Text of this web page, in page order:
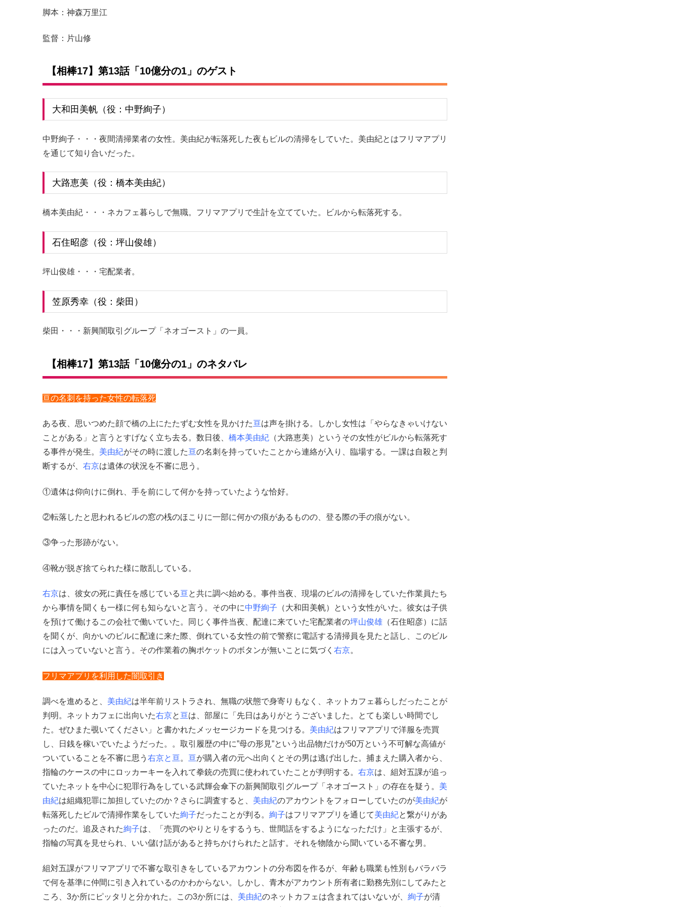
脚本：神森万里江
監督：片山修
【相棒17】第13話「10億分の1」のゲスト
大和田美帆（役：中野絢子）
中野絢子・・・夜間清掃業者の女性。美由紀が転落死した夜もビルの清掃をしていた。美由紀とはフリマアプリ
を通じて知り合いだった。
大路恵美（役：橋本美由紀）
橋本美由紀・・・ネカフェ暮らしで無職。フリマアプリで生計を立てていた。ビルから転落死する。
石住昭彦（役：坪山俊雄）
坪山俊雄・・・宅配業者。
笠原秀幸（役：柴田）
柴田・・・新興闇取引グループ「ネオゴースト」の一員。
【相棒17】第13話「10億分の1」のネタバレ
亘の名刺を持った女性の転落死
ある夜、思いつめた顔で橋の上にたたずむ女性を見かけた亘は声を掛ける。しかし女性は「やらなきゃいけない
ことがある」と言うとすげなく立ち去る。数日後、 橋本美由紀 （大路恵美）というその女性がビルから転落死す
る事件が発生。 美由紀がその時に渡した亘の名刺を持っていたことから連絡が入り、臨場する。一課は自殺と判
断するが、 右京は遺体の状況を不審に思う。
①遺体は仰向けに倒れ、手を前にして何かを持っていたような恰好。
②転落したと思われるビルの窓の桟のほこりに一部に何かの痕があるものの、登る際の手の痕がない。
③争った形跡がない。
④靴が脱ぎ捨てられた様に散乱している。
右京は、彼女の死に責任を感じている亘と共に調べ始める。事件当夜、現場のビルの清掃をしていた作業員たち
から事情を聞くも一様に何も知らないと言う。その中に中野絢子 （大和田美帆）という女性がいた。彼女は子供
を預けて働けるこの会社で働いていた。同じく事件当夜、配達に来ていた宅配業者の坪山俊雄 （石住昭彦）に話
を聞くが、向かいのビルに配達に来た際、倒れている女性の前で警察に電話する清掃員を見たと話し、このビル
には入っていないと言う。その作業着の胸ポケットのボタンが無いことに気づく 右京。
フリマアプリを利用した闇取引き
調べを進めると、 美由紀は半年前リストラされ、無職の状態で身寄りもなく、ネットカフェ暮らしだったことが
判明。ネットカフェに出向いた右京と 亘は、部屋に「先日はありがとうございました。とても楽しい時間でし
た。ぜひまた覗いてください」と書かれたメッセージカードを見つける。 美由紀はフリマアプリで洋服を売買
し、日銭を稼いでいたようだった。。取引履歴の中に”母の形見”という出品物だけが50万という不可解な高値が
ついていることを不審に思う 右京と亘。 亘が購入者の元へ出向くとその男は逃げ出した。捕まえた購入者から、
指輪のケースの中にロッカーキーを入れて拳銃の売買に使われていたことが判明する。 右京は、組対五課が追っ
ていたネットを中心に犯罪行為をしている武輝会傘下の新興闇取引グループ「ネオゴースト」の存在を疑う。 美
由紀は組織犯罪に加担していたのか？さらに調査すると、 美由紀のアカウントをフォローしていたのが美由紀が
転落死したビルで清掃作業をしていた絢子だったことが判る。 絢子はフリマアプリを通じて美由紀と繋がりがあ
ったのだ。追及された絢子は、「売買のやりとりをするうち、世間話をするようになっただけ」と主張するが、
指輪の写真を見せられ、いい儲け話があると持ちかけられたと話す。それを物陰から聞いている不審な男。
組対五課がフリマアプリで不審な取引きをしているアカウントの分布図を作るが、年齢も職業も性別もバラバラ
で何を基準に仲間に引き入れているのかわからない。しかし、青木がアカウント所有者に勤務先別にしてみたと
ころ、3か所にピッタリと分かれた。この3か所には、 美由紀のネットカフェは含まれてはいないが、 絢子が清